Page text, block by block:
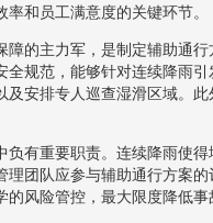
和员工满意度的关键环节。
的主力军，是制定辅助通
规范，能够针对连续降雨
安排专人巡查湿滑区域。
有重要职责。连续降雨使
团队应参与辅助通行方案
风险管控，最大限度降低事